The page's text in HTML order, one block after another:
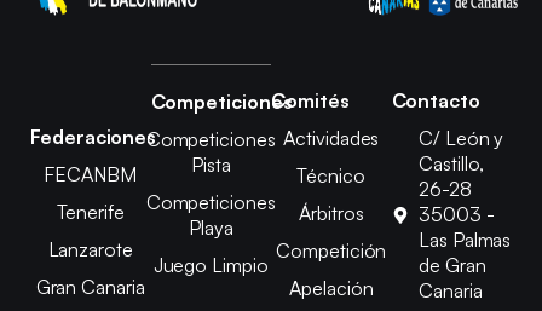
Federaciones
FECANBM
Tenerife
Lanzarote
Gran Canaria
Competiciones
Competiciones
Pista
Competiciones
Playa
Juego Limpio
Comités
Actividades
Técnico
Árbitros
Competición
Apelación
Contacto
C/ León y
Castillo,
26-28
35003 -
Las Palmas
de Gran
Canaria